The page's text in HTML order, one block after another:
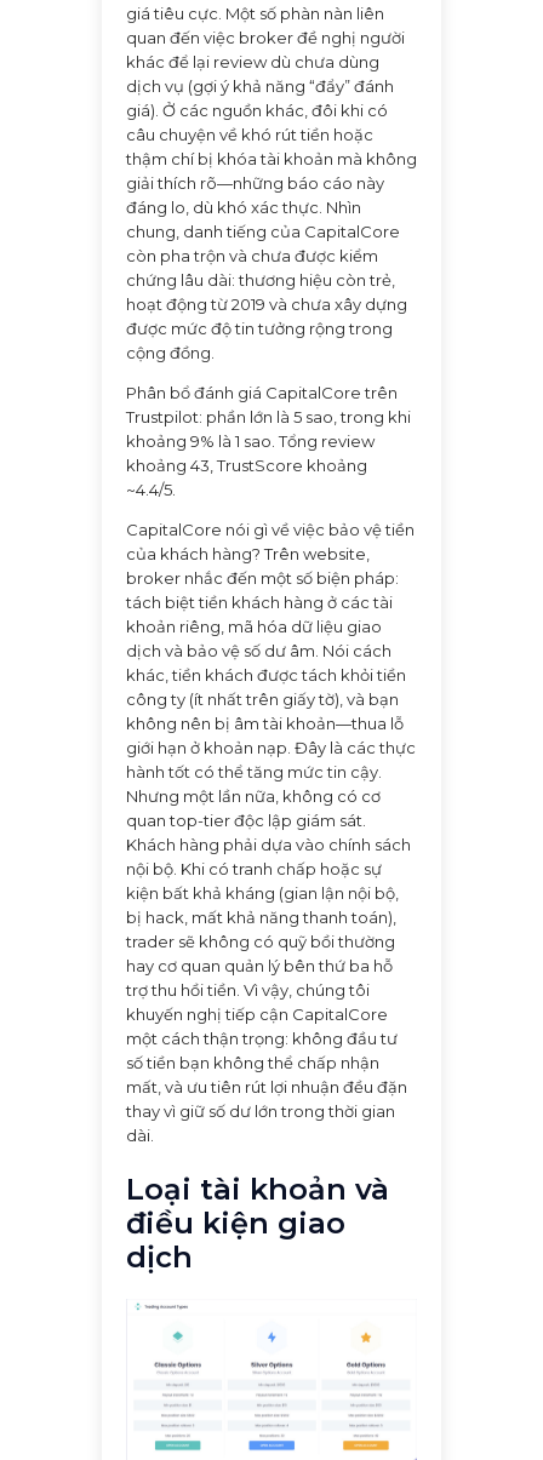
giá tiêu cực. Một số phàn nàn liên
quan đến việc broker đề nghị người
khác để lại review dù chưa dùng
dịch vụ (gợi ý khả năng “đẩy” đánh
giá). Ở các nguồn khác, đôi khi có
câu chuyện về khó rút tiền hoặc
thậm chí bị khóa tài khoản mà không
giải thích rõ—những báo cáo này
đáng lo, dù khó xác thực. Nhìn
chung, danh tiếng của CapitalCore
còn pha trộn và chưa được kiểm
chứng lâu dài: thương hiệu còn trẻ,
hoạt động từ 2019 và chưa xây dựng
được mức độ tin tưởng rộng trong
cộng đồng.
Phân bổ đánh giá CapitalCore trên
Trustpilot: phần lớn là 5 sao, trong khi
khoảng 9% là 1 sao. Tổng review
khoảng 43, TrustScore khoảng
~4.4/5.
CapitalCore nói gì về việc bảo vệ tiền
của khách hàng? Trên website,
broker nhắc đến một số biện pháp:
tách biệt tiền khách hàng ở các tài
khoản riêng, mã hóa dữ liệu giao
dịch và bảo vệ số dư âm. Nói cách
khác, tiền khách được tách khỏi tiền
công ty (ít nhất trên giấy tờ), và bạn
không nên bị âm tài khoản—thua lỗ
giới hạn ở khoản nạp. Đây là các thực
hành tốt có thể tăng mức tin cậy.
Nhưng một lần nữa, không có cơ
quan top-tier độc lập giám sát.
Khách hàng phải dựa vào chính sách
nội bộ. Khi có tranh chấp hoặc sự
kiện bất khả kháng (gian lận nội bộ,
bị hack, mất khả năng thanh toán),
trader sẽ không có quỹ bồi thường
hay cơ quan quản lý bên thứ ba hỗ
trợ thu hồi tiền. Vì vậy, chúng tôi
khuyến nghị tiếp cận CapitalCore
một cách thận trọng: không đầu tư
số tiền bạn không thể chấp nhận
mất, và ưu tiên rút lợi nhuận đều đặn
thay vì giữ số dư lớn trong thời gian
dài.
Loại tài khoản và
điều kiện giao
dịch